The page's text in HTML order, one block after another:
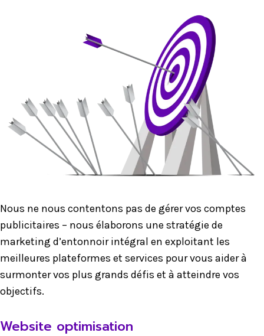
Nous ne nous contentons pas de gérer vos comptes
publicitaires – nous élaborons une stratégie de
marketing d’entonnoir intégral en exploitant les
meilleures plateformes et services pour vous aider à
surmonter vos plus grands défis et à atteindre vos
objectifs.
Website optimisation